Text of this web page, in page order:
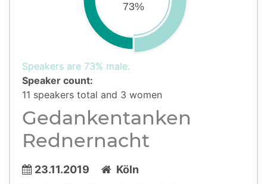
73%
Speakers are 73% male.
Speaker count:
11 speakers total and 3 women
Gedankentanken
Rednernacht
23.11.2019 Köln